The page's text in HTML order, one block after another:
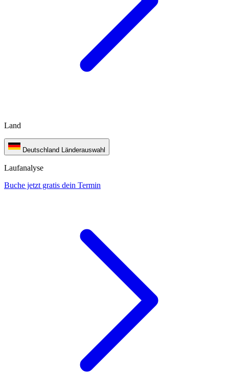
Land
Deutschland Länderauswahl
Laufanalyse
Buche jetzt gratis dein Termin